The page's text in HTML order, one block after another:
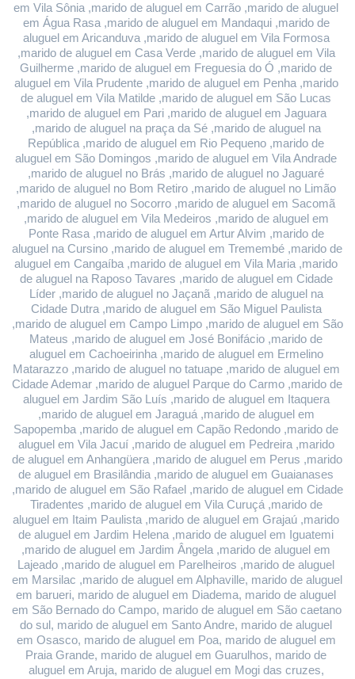
em Vila Sônia ,marido de aluguel em Carrão ,marido de aluguel
em Água Rasa ,marido de aluguel em Mandaqui ,marido de
aluguel em Aricanduva ,marido de aluguel em Vila Formosa
,marido de aluguel em Casa Verde ,marido de aluguel em Vila
Guilherme ,marido de aluguel em Freguesia do Ó ,marido de
aluguel em Vila Prudente ,marido de aluguel em Penha ,marido
de aluguel em Vila Matilde ,marido de aluguel em São Lucas
,marido de aluguel em Pari ,marido de aluguel em Jaguara
,marido de aluguel na praça da Sé ,marido de aluguel na
República ,marido de aluguel em Rio Pequeno ,marido de
aluguel em São Domingos ,marido de aluguel em Vila Andrade
,marido de aluguel no Brás ,marido de aluguel no Jaguaré
,marido de aluguel no Bom Retiro ,marido de aluguel no Limão
,marido de aluguel no Socorro ,marido de aluguel em Sacomã
,marido de aluguel em Vila Medeiros ,marido de aluguel em
Ponte Rasa ,marido de aluguel em Artur Alvim ,marido de
aluguel na Cursino ,marido de aluguel em Tremembé ,marido de
aluguel em Cangaíba ,marido de aluguel em Vila Maria ,marido
de aluguel na Raposo Tavares ,marido de aluguel em Cidade
Líder ,marido de aluguel no Jaçanã ,marido de aluguel na
Cidade Dutra ,marido de aluguel em São Miguel Paulista
,marido de aluguel em Campo Limpo ,marido de aluguel em São
Mateus ,marido de aluguel em José Bonifácio ,marido de
aluguel em Cachoeirinha ,marido de aluguel em Ermelino
Matarazzo ,marido de aluguel no tatuape ,marido de aluguel em
Cidade Ademar ,marido de aluguel Parque do Carmo ,marido de
aluguel em Jardim São Luís ,marido de aluguel em Itaquera
,marido de aluguel em Jaraguá ,marido de aluguel em
Sapopemba ,marido de aluguel em Capão Redondo ,marido de
aluguel em Vila Jacuí ,marido de aluguel em Pedreira ,marido
de aluguel em Anhangüera ,marido de aluguel em Perus ,marido
de aluguel em Brasilândia ,marido de aluguel em Guaianases
,marido de aluguel em São Rafael ,marido de aluguel em Cidade
Tiradentes ,marido de aluguel em Vila Curuçá ,marido de
aluguel em Itaim Paulista ,marido de aluguel em Grajaú ,marido
de aluguel em Jardim Helena ,marido de aluguel em Iguatemi
,marido de aluguel em Jardim Ângela ,marido de aluguel em
Lajeado ,marido de aluguel em Parelheiros ,marido de aluguel
em Marsilac ,marido de aluguel em Alphaville, marido de aluguel
em barueri, marido de aluguel em Diadema, marido de aluguel
em São Bernado do Campo, marido de aluguel em São caetano
do sul, marido de aluguel em Santo Andre, marido de aluguel
em Osasco, marido de aluguel em Poa, marido de aluguel em
Praia Grande, marido de aluguel em Guarulhos, marido de
aluguel em Aruja, marido de aluguel em Mogi das cruzes,